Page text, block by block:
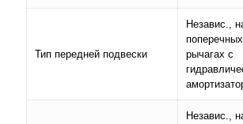
Тип передней подвески
Независ.,
рычагах с
Независ.,